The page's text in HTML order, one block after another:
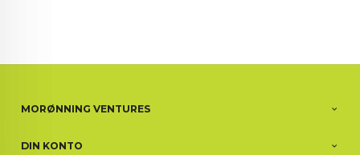
MORØNNING VENTURES
DIN KONTO